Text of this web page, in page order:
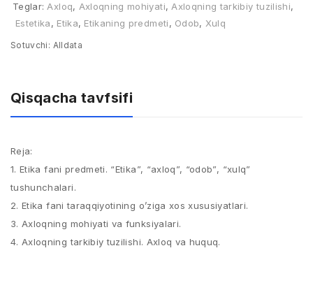
Teglar: Axloq, Axloqning mohiyati, Axloqning tarkibiy tuzilishi,
Estetika, Etika, Etikaning predmeti, Odob, Xulq
Sotuvchi: Alldata
Qisqacha tavfsifi
Reja:
1. Etika fani predmeti. “Etika”, “axloq”, “odob”, “xulq”
tushunchalari.
2. Etika fani taraqqiyotining o’ziga xos xususiyatlari.
3. Axloqning mohiyati va funksiyalari.
4. Axloqning tarkibiy tuzilishi. Axloq va huquq.